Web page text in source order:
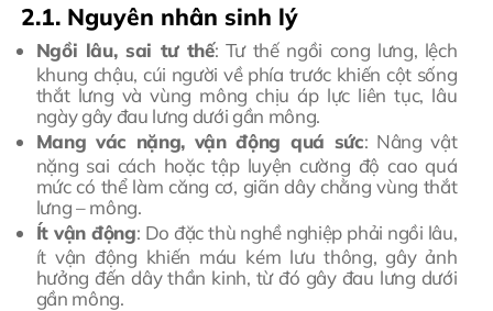
2.1. Nguyên nhân sinh lý
Ngồi lâu, sai tư thế: Tư thế ngồi cong lưng, lệch
khung chậu, cúi người về phía trước khiến cột sống
thắt lưng và vùng mông chịu áp lực liên tục, lâu
ngày gây đau lưng dưới gần mông.
Mang vác nặng, vận động quá sức: Nâng vật
nặng sai cách hoặc tập luyện cường độ cao quá
mức có thể làm căng cơ, giãn dây chằng vùng thắt
lưng – mông.
Ít vận động: Do đặc thù nghề nghiệp phải ngồi lâu,
ít vận động khiến máu kém lưu thông, gây ảnh
hưởng đến dây thần kinh, từ đó gây đau lưng dưới
gần mông.